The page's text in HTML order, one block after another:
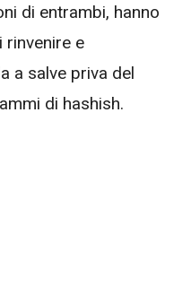
di entrambi, hanno
rinvenire e
a salve priva del
di hashish.